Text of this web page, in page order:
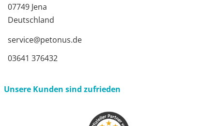
07749 Jena
Deutschland
service@petonus.de
03641 376432
Unsere Kunden sind zufrieden